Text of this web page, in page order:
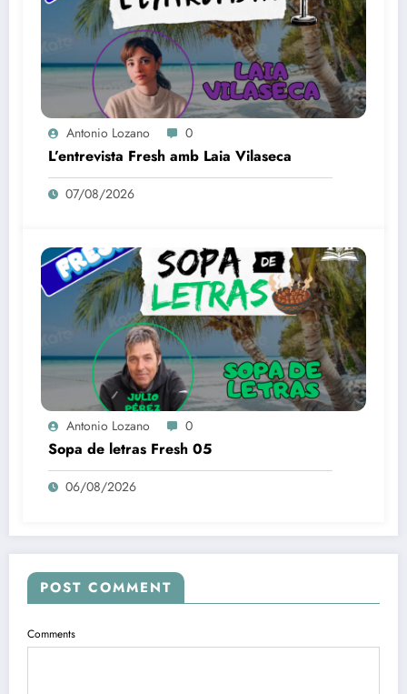
Antonio Lozano 0
L’entrevista Fresh amb Laia Vilaseca
07/08/2026
Antonio Lozano 0
Sopa de letras Fresh 05
06/08/2026
POST COMMENT
Comments